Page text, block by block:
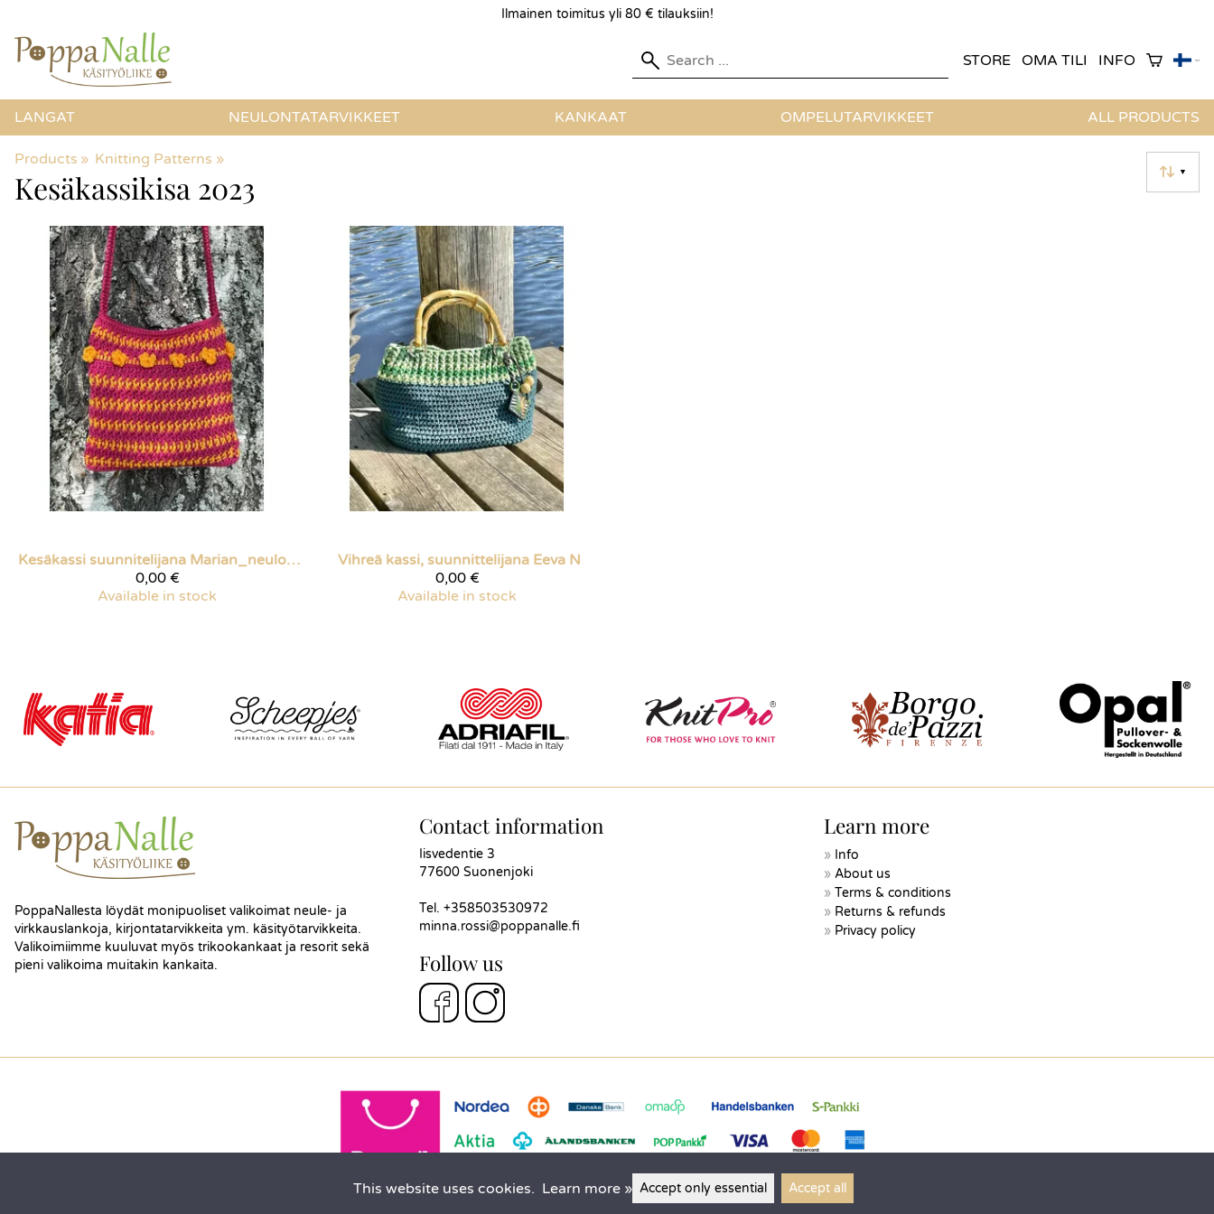
Ilmainen toimitus yli 80 € tilauksiin!
STORE OMA TILI INFO
LANGAT NEULONTATARVIKKEET KANKAAT OMPELUTARVIKKEET ALL PRODUCTS
Products ‪» Knitting Patterns ‪»
▼
Kesäkassikisa 2023
Kesäkassi suunnitelijana Marian_neuloosi
0,00 €
Available in stock
Vihreä kassi, suunnittelijana Eeva N
0,00 €
Available in stock
PoppaNallesta löydät monipuoliset valikoimat neule- ja
virkkauslankoja, kirjontatarvikkeita ym. käsityötarvikkeita.
Valikoimiimme kuuluvat myös trikookankaat ja resorit sekä
pieni valikoima muitakin kankaita.
Contact information
Iisvedentie 3
77600 Suonenjoki
Tel. +358503530972
minna.rossi@poppanalle.fi
Follow us
Learn more
Info
About us
Terms & conditions
Returns & refunds
Privacy policy
This website uses cookies. Learn more » Accept only essential Accept all